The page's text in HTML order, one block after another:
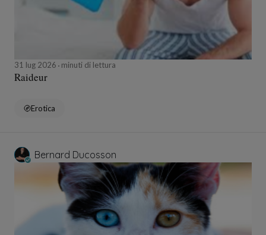
31 lug 2026 minuti di lettura
Raideur
Erotica
Bernard Ducosson